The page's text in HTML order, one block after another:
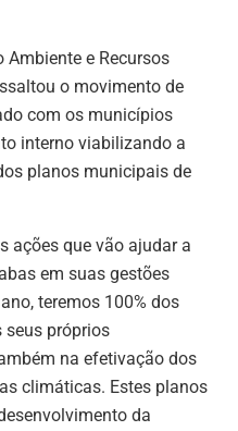
Ambiente e Recursos
o movimento de
com os municípios
interno viabilizando a
planos municipais de
ações que vão ajudar a
em suas gestões
teremos 100% dos
seus próprios
na efetivação dos
climáticas. Estes planos
da